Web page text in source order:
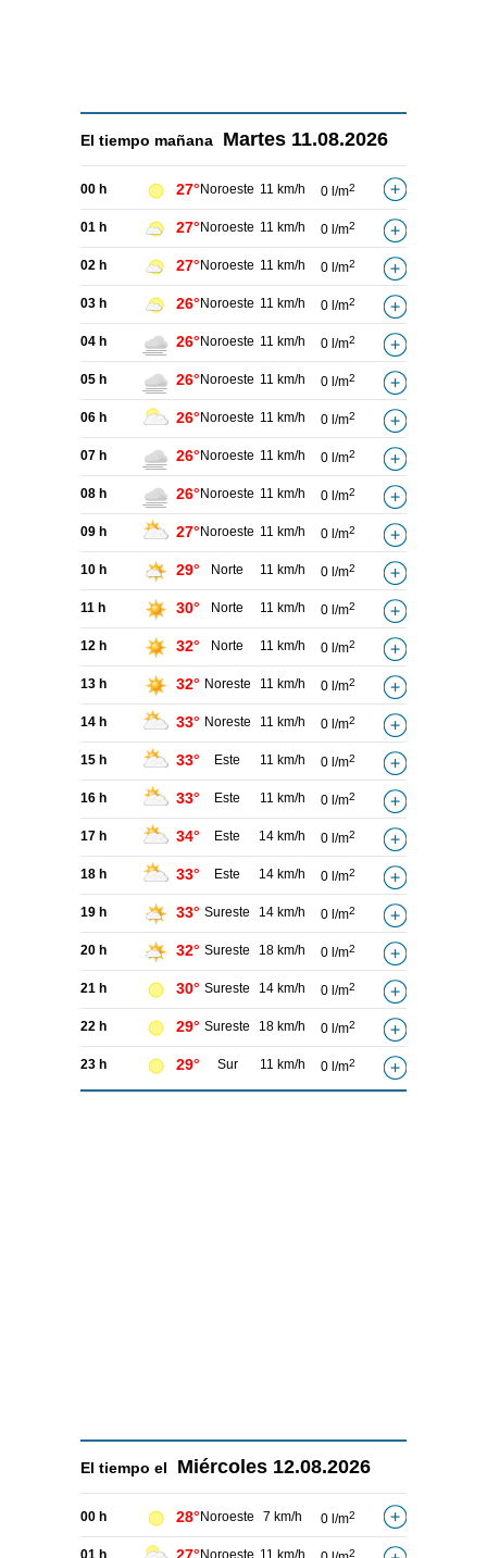
El tiempo mañana Martes 11.08.2026
00 h 27° Noroeste 11 km/h 0 l/m2
01 h 27° Noroeste 11 km/h 0 l/m2
02 h 27° Noroeste 11 km/h 0 l/m2
03 h 26° Noroeste 11 km/h 0 l/m2
04 h 26° Noroeste 11 km/h 0 l/m2
05 h 26° Noroeste 11 km/h 0 l/m2
06 h 26° Noroeste 11 km/h 0 l/m2
07 h 26° Noroeste 11 km/h 0 l/m2
08 h 26° Noroeste 11 km/h 0 l/m2
09 h 27° Noroeste 11 km/h 0 l/m2
10 h 29° Norte 11 km/h 0 l/m2
11 h 30° Norte 11 km/h 0 l/m2
12 h 32° Norte 11 km/h 0 l/m2
13 h 32° Noreste 11 km/h 0 l/m2
14 h 33° Noreste 11 km/h 0 l/m2
15 h 33° Este 11 km/h 0 l/m2
16 h 33° Este 11 km/h 0 l/m2
17 h 34° Este 14 km/h 0 l/m2
18 h 33° Este 14 km/h 0 l/m2
19 h 33° Sureste 14 km/h 0 l/m2
20 h 32° Sureste 18 km/h 0 l/m2
21 h 30° Sureste 14 km/h 0 l/m2
22 h 29° Sureste 18 km/h 0 l/m2
23 h 29° Sur 11 km/h 0 l/m2
El tiempo el Miércoles 12.08.2026
00 h 28° Noroeste 7 km/h 0 l/m2
2